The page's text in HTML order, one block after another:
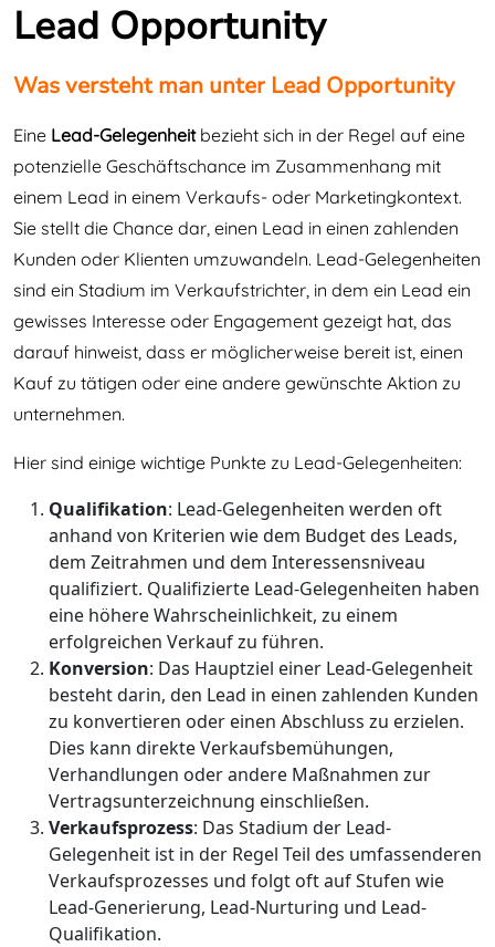
Lead Opportunity
Was versteht man unter Lead Opportunity
Eine Lead-Gelegenheitbezieht sich in der Regel auf eine
potenzielle Geschäftschance im Zusammenhang mit
einem Lead in einem Verkaufs- oder Marketingkontext.
Sie stellt die Chance dar, einen Lead in einen zahlenden
Kunden oder Klienten umzuwandeln. Lead-Gelegenheiten
sind ein Stadium im Verkaufstrichter, in dem ein Lead ein
gewisses Interesse oder Engagement gezeigt hat, das
darauf hinweist, dass er möglicherweise bereit ist, einen
Kauf zu tätigen oder eine andere gewünschte Aktion zu
unternehmen.
Hier sind einige wichtige Punkte zu Lead-Gelegenheiten:
Qualifikation: Lead-Gelegenheiten werden oft
anhand von Kriterien wie dem Budget des Leads,
dem Zeitrahmen und dem Interessensniveau
qualifiziert. Qualifizierte Lead-Gelegenheiten haben
eine höhere Wahrscheinlichkeit, zu einem
erfolgreichen Verkauf zu führen.
Konversion: Das Hauptziel einer Lead-Gelegenheit
besteht darin, den Lead in einen zahlenden Kunden
zu konvertieren oder einen Abschluss zu erzielen.
Dies kann direkte Verkaufsbemühungen,
Verhandlungen oder andere Maßnahmen zur
Vertragsunterzeichnung einschließen.
Verkaufsprozess: Das Stadium der Lead-
Gelegenheit ist in der Regel Teil des umfassenderen
Verkaufsprozesses und folgt oft auf Stufen wie
Lead-Generierung, Lead-Nurturing und Lead-
Qualifikation.